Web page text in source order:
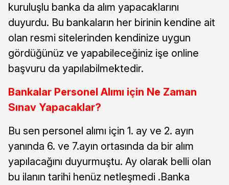
kuruluşlu banka da alım yapacaklarını
duyurdu. Bu bankaların her birinin kendine ait
olan resmi sitelerinden kendinize uygun
gördüğünüz ve yapabileceğiniz işe online
başvuru da yapılabilmektedir.
Bankalar Personel Alımı için Ne Zaman
Sınav Yapacaklar?
Bu sen personel alımı için 1. ay ve 2. ayın
yanında 6. ve 7.ayın ortasında da bir alım
yapılacağını duyurmuştu. Ay olarak belli olan
bu ilanın tarihi henüz netleşmedi .Banka